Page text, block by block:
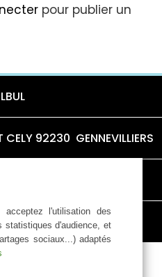
pour publier un
CELY 92230 GENNEVILLIERS
21 59 22
l'utilisation des
statistiques d'audience, et
sociaux...) adaptés